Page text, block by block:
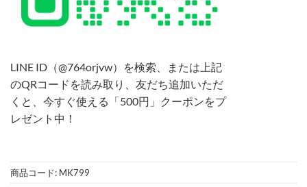
LINE ID（@764orjvw）を検索、または上記
のQRコードを読み取り、友だち追加いただ
くと、今すぐ使える「500円」クーポンをプ
レゼント中！
商品コード: MK799